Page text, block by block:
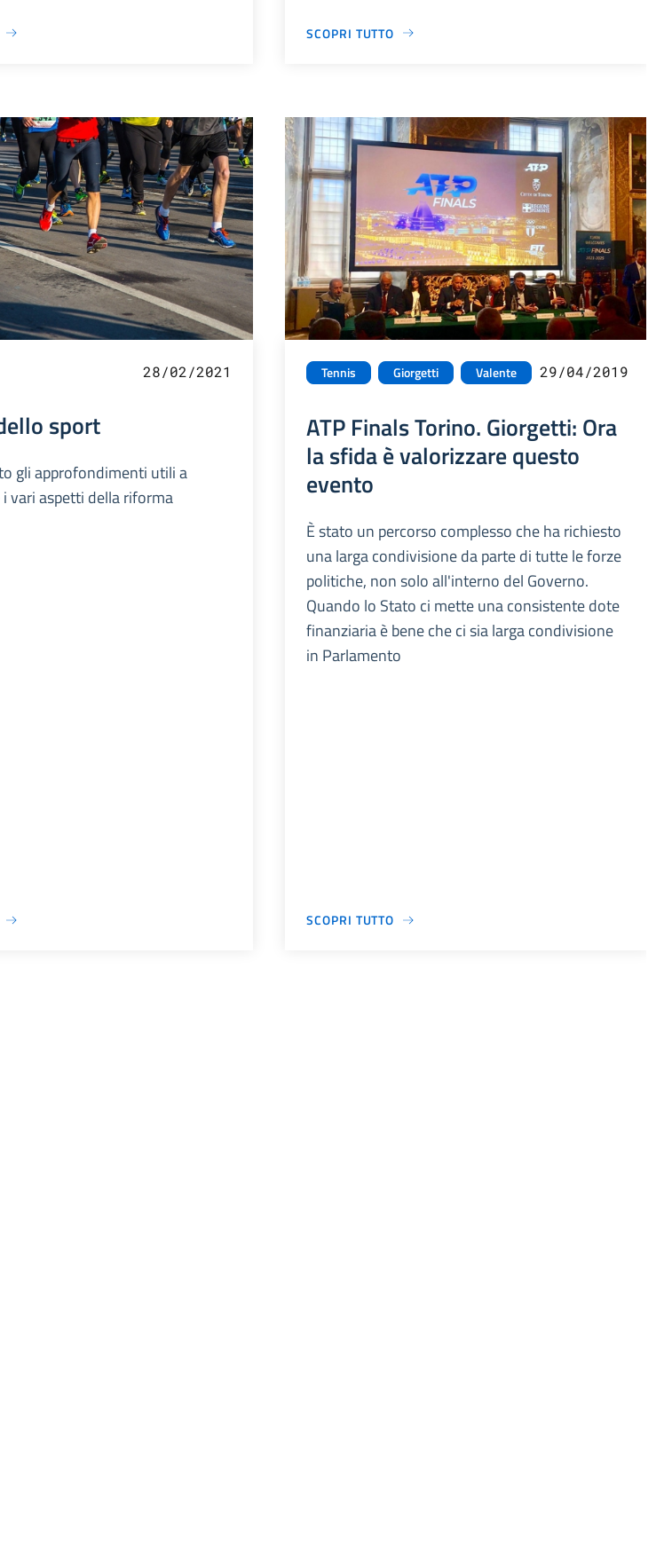
SCOPRI TUTTO
28/02/2021
sport
gli approfondimenti utili a
vari aspetti della riforma
Tennis Giorgetti Valente 29/04/2019
ATP Finals Torino. Giorgetti: Ora
la sfida è valorizzare questo
evento
È stato un percorso complesso che ha richiesto
una larga condivisione da parte di tutte le forze
politiche, non solo all'interno del Governo.
Quando lo Stato ci mette una consistente dote
finanziaria è bene che ci sia larga condivisione
in Parlamento
SCOPRI TUTTO